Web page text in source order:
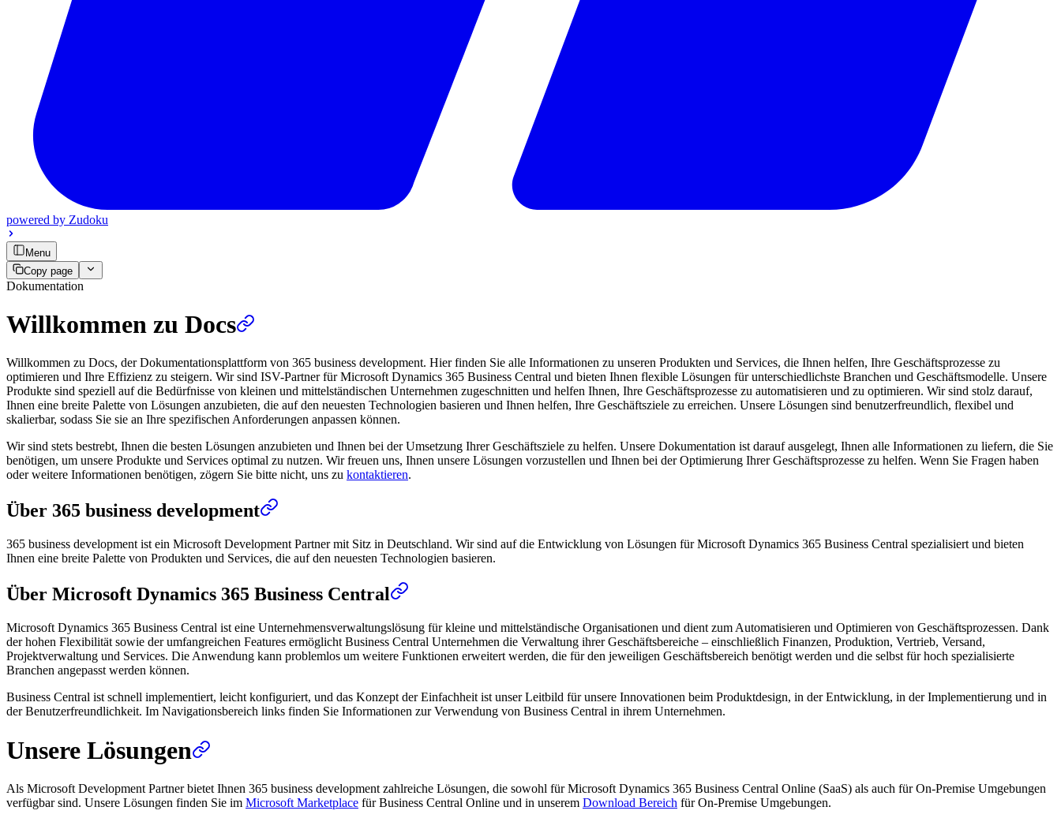
powered by Zudoku
Menu
Copy page
Dokumentation
Willkommen zu Docs
Willkommen zu Docs, der Dokumentationsplattform von 365 business development. Hier finden Sie alle Informationen zu unseren Produkten und Services, die Ihnen helfen, Ihre Geschäftsprozesse zu
optimieren und Ihre Effizienz zu steigern. Wir sind ISV-Partner für Microsoft Dynamics 365 Business Central und bieten Ihnen flexible Lösungen für unterschiedlichste Branchen und Geschäftsmodelle. Unsere
Produkte sind speziell auf die Bedürfnisse von kleinen und mittelständischen Unternehmen zugeschnitten und helfen Ihnen, Ihre Geschäftsprozesse zu automatisieren und zu optimieren. Wir sind stolz darauf,
Ihnen eine breite Palette von Lösungen anzubieten, die auf den neuesten Technologien basieren und Ihnen helfen, Ihre Geschäftsziele zu erreichen. Unsere Lösungen sind benutzerfreundlich, flexibel und
skalierbar, sodass Sie sie an Ihre spezifischen Anforderungen anpassen können.
Wir sind stets bestrebt, Ihnen die besten Lösungen anzubieten und Ihnen bei der Umsetzung Ihrer Geschäftsziele zu helfen. Unsere Dokumentation ist darauf ausgelegt, Ihnen alle Informationen zu liefern, die Sie
benötigen, um unsere Produkte und Services optimal zu nutzen. Wir freuen uns, Ihnen unsere Lösungen vorzustellen und Ihnen bei der Optimierung Ihrer Geschäftsprozesse zu helfen. Wenn Sie Fragen haben
oder weitere Informationen benötigen, zögern Sie bitte nicht, uns zu kontaktieren.
Über 365 business development
365 business development ist ein Microsoft Development Partner mit Sitz in Deutschland. Wir sind auf die Entwicklung von Lösungen für Microsoft Dynamics 365 Business Central spezialisiert und bieten
Ihnen eine breite Palette von Produkten und Services, die auf den neuesten Technologien basieren.
Über Microsoft Dynamics 365 Business Central
Microsoft Dynamics 365 Business Central ist eine Unternehmensverwaltungslösung für kleine und mittelständische Organisationen und dient zum Automatisieren und Optimieren von Geschäftsprozessen. Dank
der hohen Flexibilität sowie der umfangreichen Features ermöglicht Business Central Unternehmen die Verwaltung ihrer Geschäftsbereiche – einschließlich Finanzen, Produktion, Vertrieb, Versand,
Projektverwaltung und Services. Die Anwendung kann problemlos um weitere Funktionen erweitert werden, die für den jeweiligen Geschäftsbereich benötigt werden und die selbst für hoch spezialisierte
Branchen angepasst werden können.
Business Central ist schnell implementiert, leicht konfiguriert, und das Konzept der Einfachheit ist unser Leitbild für unsere Innovationen beim Produktdesign, in der Entwicklung, in der Implementierung und in
der Benutzerfreundlichkeit. Im Navigationsbereich links finden Sie Informationen zur Verwendung von Business Central in ihrem Unternehmen.
Unsere Lösungen
Als Microsoft Development Partner bietet Ihnen 365 business development zahlreiche Lösungen, die sowohl für Microsoft Dynamics 365 Business Central Online (SaaS) als auch für On-Premise Umgebungen
verfügbar sind. Unsere Lösungen finden Sie im Microsoft Marketplace für Business Central Online und in unserem Download Bereich für On-Premise Umgebungen.